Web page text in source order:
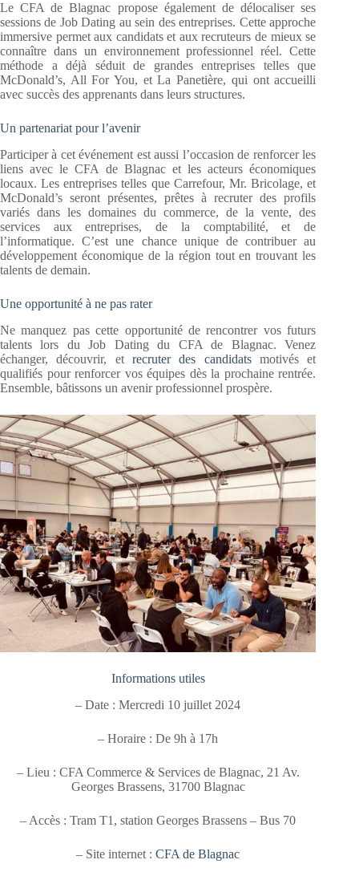
Le CFA de Blagnac propose également de délocaliser ses
sessions de Job Dating au sein des entreprises. Cette approche
immersive permet aux candidats et aux recruteurs de mieux se
connaître dans un environnement professionnel réel. Cette
méthode a déjà séduit de grandes entreprises telles que
McDonald’s, All For You, et La Panetière, qui ont accueilli
avec succès des apprenants dans leurs structures.
Un partenariat pour l’avenir
Participer à cet événement est aussi l’occasion de renforcer les
liens avec le CFA de Blagnac et les acteurs économiques
locaux. Les entreprises telles que Carrefour, Mr. Bricolage, et
McDonald’s seront présentes, prêtes à recruter des profils
variés dans les domaines du commerce, de la vente, des
services aux entreprises, de la comptabilité, et de
l’informatique. C’est une chance unique de contribuer au
développement économique de la région tout en trouvant les
talents de demain.
Une opportunité à ne pas rater
Ne manquez pas cette opportunité de rencontrer vos futurs
talents lors du Job Dating du CFA de Blagnac. Venez
échanger, découvrir, et recruter des candidatsmotivés et
qualifiés pour renforcer vos équipes dès la prochaine rentrée.
Ensemble, bâtissons un avenir professionnel prospère.
Informations utiles
– Date : Mercredi 10 juillet 2024
– Horaire : De 9h à 17h
– Lieu : CFA Commerce & Services de Blagnac, 21 Av.
Georges Brassens, 31700 Blagnac
– Accès : Tram T1, station Georges Brassens – Bus 70
– Site internet :CFA de Blagnac